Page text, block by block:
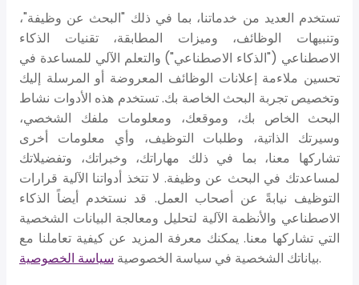
تستخدم العديد من خدماتنا، بما في ذلك "البحث عن وظيفة"،
وتنبيهات الوظائف، وميزات المطابقة، تقنيات الذكاء
الاصطناعي ("الذكاء الاصطناعي") والتعلم الآلي للمساعدة في
تحسين ملاءمة إعلانات الوظائف المعروضة أو المرسلة إليك
وتخصيص تجربة البحث الخاصة بك. تستخدم هذه الأدوات نشاط
البحث الخاص بك، وموقعك، ومعلومات ملفك الشخصي،
وسيرتك الذاتية، وطلبات التوظيف، وأي معلومات أخرى
تشاركها معنا، بما في ذلك مهاراتك، وخبراتك، وتفضيلاتك
لمساعدتك في البحث عن وظيفة. لا تتخذ أدواتنا الآلية قرارات
التوظيف نيابةً عن أصحاب العمل. قد نستخدم أيضاً الذكاء
الاصطناعي والأنظمة الآلية لتحليل ومعالجة البيانات الشخصية
التي تشاركها معنا. يمكنك معرفة المزيد عن كيفية تعاملنا مع
بياناتك الشخصية في سياسة الخصوصية سياسة الخصوصية .